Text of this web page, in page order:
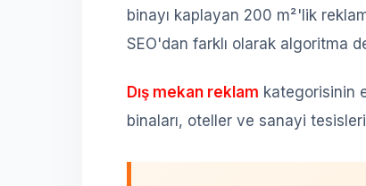
binayı kaplayan 200 m²'lik
SEO'dan farklı olarak algoritma
Dış mekan reklam kategorisinin
binaları, oteller ve sanayi